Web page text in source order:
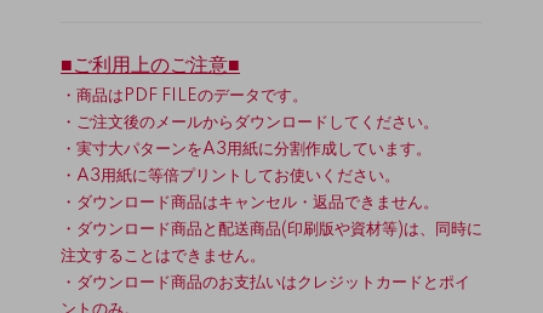
■ご利用上のご注意■
・商品はPDF FILEのデータです。
・ご注文後のメールからダウンロードしてください。
・実寸大パターンをA3用紙に分割作成しています。
・A3用紙に等倍プリントしてお使いください。
・ダウンロード商品はキャンセル・返品できません。
・ダウンロード商品と配送商品(印刷版や資材等)は、同時に
注文することはできません。
・ダウンロード商品のお支払いはクレジットカードとポイ